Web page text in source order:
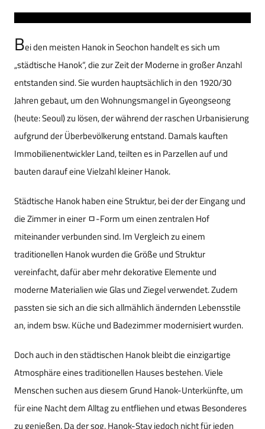
Bei den meisten Hanok in Seochon handelt es sich um
„städtische Hanok“, die zur Zeit der Moderne in großer Anzahl
entstanden sind. Sie wurden hauptsächlich in den 1920/30
Jahren gebaut, um den Wohnungsmangel in Gyeongseong
(heute: Seoul) zu lösen, der während der raschen Urbanisierung
aufgrund der Überbevölkerung entstand. Damals kauften
Immobilienentwickler Land, teilten es in Parzellen auf und
bauten darauf eine Vielzahl kleiner Hanok.
Städtische Hanok haben eine Struktur, bei der der Eingang und
die Zimmer in einer ㅁ-Form um einen zentralen Hof
miteinander verbunden sind. Im Vergleich zu einem
traditionellen Hanok wurden die Größe und Struktur
vereinfacht, dafür aber mehr dekorative Elemente und
moderne Materialien wie Glas und Ziegel verwendet. Zudem
passten sie sich an die sich allmählich ändernden Lebensstile
an, indem bsw. Küche und Badezimmer modernisiert wurden.
Doch auch in den städtischen Hanok bleibt die einzigartige
Atmosphäre eines traditionellen Hauses bestehen. Viele
Menschen suchen aus diesem Grund Hanok-Unterkünfte, um
für eine Nacht dem Alltag zu entfliehen und etwas Besonderes
zu genießen. Da der sog. Hanok-Stay jedoch nicht für jeden